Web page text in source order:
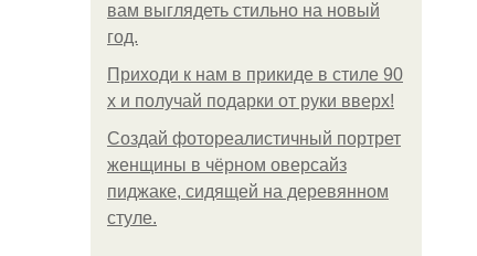
вам выглядеть стильно на новый
год.
Приходи к нам в прикиде в стиле 90
х и получай подарки от руки вверх!
Создай фотореалистичный портрет
женщины в чёрном оверсайз
пиджаке, сидящей на деревянном
стуле.